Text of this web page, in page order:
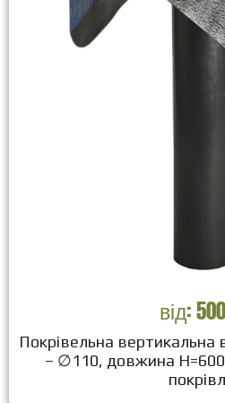
від:500
Покрівельна вертикальна
– ∅110, довжина